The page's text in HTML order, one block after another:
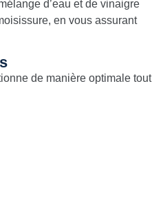
d’eau et de vinaigre
en vous assurant
de manière optimale tout